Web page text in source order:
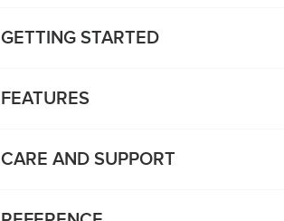
GETTING STARTED
FEATURES
CARE AND SUPPORT